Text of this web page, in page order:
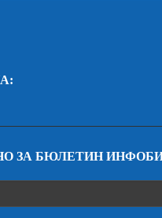
ЗА БЮЛЕТИН